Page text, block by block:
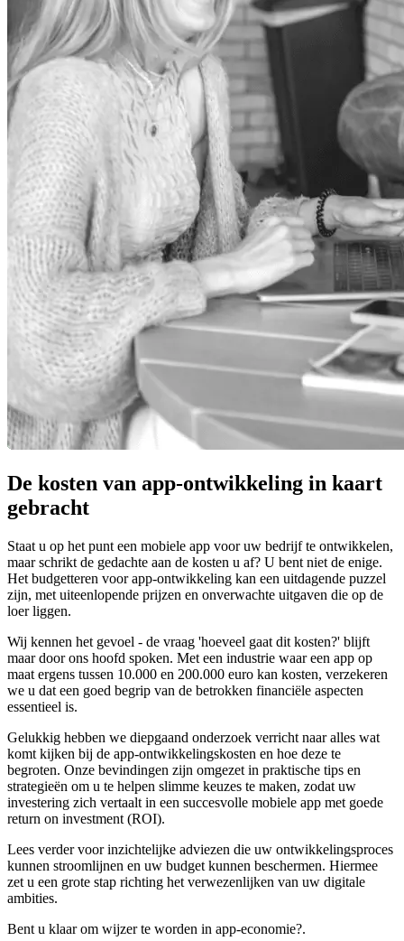
De kosten van app-ontwikkeling in kaart
gebracht
Staat u op het punt een mobiele app voor uw bedrijf te ontwikkelen,
maar schrikt de gedachte aan de kosten u af? U bent niet de enige.
Het budgetteren voor app-ontwikkeling kan een uitdagende puzzel
zijn, met uiteenlopende prijzen en onverwachte uitgaven die op de
loer liggen.
Wij kennen het gevoel - de vraag 'hoeveel gaat dit kosten?' blijft
maar door ons hoofd spoken. Met een industrie waar een app op
maat ergens tussen 10.000 en 200.000 euro kan kosten, verzekeren
we u dat een goed begrip van de betrokken financiële aspecten
essentieel is.
Gelukkig hebben we diepgaand onderzoek verricht naar alles wat
komt kijken bij de app-ontwikkelingskosten en hoe deze te
begroten. Onze bevindingen zijn omgezet in praktische tips en
strategieën om u te helpen slimme keuzes te maken, zodat uw
investering zich vertaalt in een succesvolle mobiele app met goede
return on investment (ROI).
Lees verder voor inzichtelijke adviezen die uw ontwikkelingsproces
kunnen stroomlijnen en uw budget kunnen beschermen. Hiermee
zet u een grote stap richting het verwezenlijken van uw digitale
ambities.
Bent u klaar om wijzer te worden in app-economie?.